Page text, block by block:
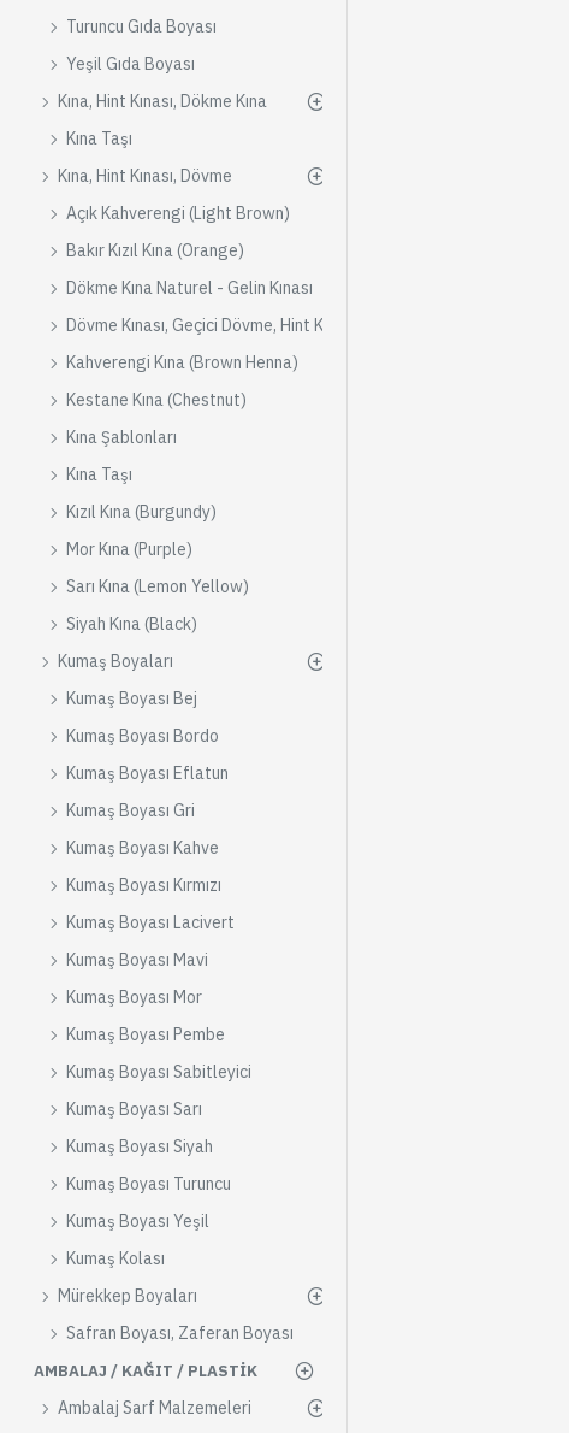
Turuncu Gıda Boyası
Yeşil Gıda Boyası
Kına, Hint Kınası, Dökme Kına
Kına Taşı
Kına, Hint Kınası, Dövme
Açık Kahverengi (Light Brown)
Bakır Kızıl Kına (Orange)
Dökme Kına Naturel - Gelin Kınası
Kahverengi Kına (Brown Henna)
Kestane Kına (Chestnut)
Kına Şablonları
Kına Taşı
Kızıl Kına (Burgundy)
Mor Kına (Purple)
Sarı Kına (Lemon Yellow)
Siyah Kına (Black)
Kumaş Boyaları
Kumaş Boyası Bej
Kumaş Boyası Bordo
Kumaş Boyası Eflatun
Kumaş Boyası Gri
Kumaş Boyası Kahve
Kumaş Boyası Kırmızı
Kumaş Boyası Lacivert
Kumaş Boyası Mavi
Kumaş Boyası Mor
Kumaş Boyası Pembe
Kumaş Boyası Sabitleyici
Kumaş Boyası Sarı
Kumaş Boyası Siyah
Kumaş Boyası Turuncu
Kumaş Boyası Yeşil
Kumaş Kolası
Mürekkep Boyaları
Safran Boyası, Zaferan Boyası
AMBALAJ / KAĞIT / PLASTIK
Ambalaj Sarf Malzemeleri